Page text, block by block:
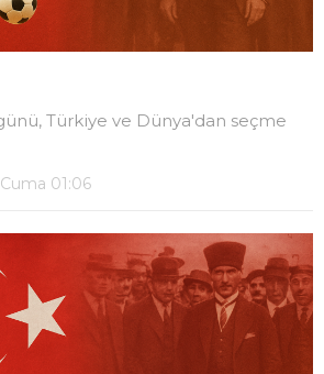
Türkiye ve Dünya'dan seçme
01:06